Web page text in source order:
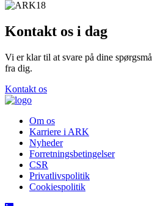
Kontakt os i dag
Vi er klar til at svare på dine
fra dig.
Kontakt os
Om os
Karriere i ARK
Nyheder
Forretningsbetingelser
CSR
Privatlivspolitik
Cookiespolitik